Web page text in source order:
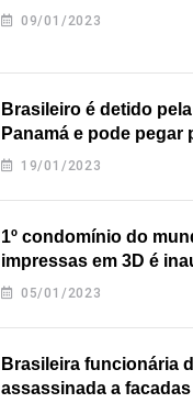
09/01/2023
Brasileiro é detido
Panamá e pode pegar
nos EUA
19/01/2023
1º condomínio do
impressas em 3D é
Texas
05/01/2023
Brasileira funcionária
assassinada a